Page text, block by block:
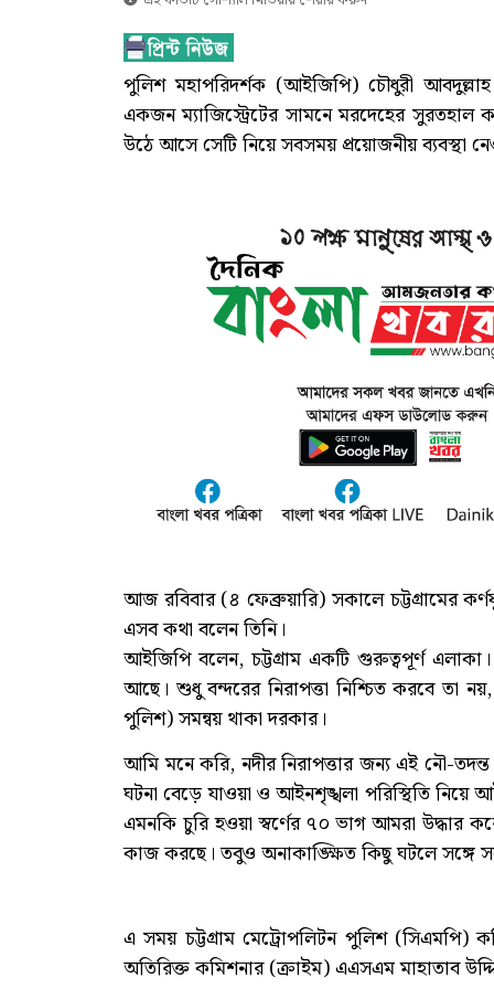
পুলিশ মহাপরিদর্শক (আইজিপি) চৌধুরী
একজন ম্যাজিস্ট্রেটের সামনে মরদেহের সুরতহাল
উঠে আসে সেটি নিয়ে সবসময় প্রয়োজনীয় ব্যবস্থা
আজ রবিবার (৪ ফেব্রুয়ারি) সকালে চট্টগ্রামের
এসব কথা বলেন তি‌নি।
আইজিপি বলেন, চট্টগ্রাম একটি গুরুত্বপূর্ণ
আছে। শুধু বন্দরের নিরাপত্তা নিশ্চিত করবে তা
পুলিশ) সমন্বয় থাকা দরকার।
আমি মনে করি, নদীর নিরাপত্তার জন্য এই নৌ-
ঘটনা বেড়ে যাওয়া ও আইনশৃঙ্খলা পরিস্থিতি
এমনকি চুরি হওয়া স্বর্ণের ৭০ ভাগ আমরা উদ্ধার
কাজ করছে। তবুও অনাকাঙ্ক্ষিত কিছু ঘটলে সঙ্গে
এ সময় চট্টগ্রাম মেট্রোপলিটন পুলিশ (সিএমপি)
অতিরিক্ত কমিশনার (ক্রাইম) এএসএম মাহাতাব